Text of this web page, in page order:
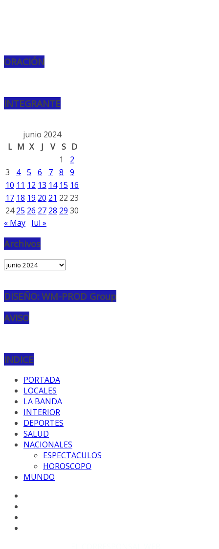
ORACIÓN
INTEGRANTE
junio 2024
L M X J V S D
1
2
3
4 5 6 7 8
9
10 11 12 13 14 15 16
17 18 19 20 21 22 23
24 25 26 27 28 29 30
« May Jul »
Archivos
Archivos
DISEÑO: WM-PROD Group
AVISO
INDICE
PORTADA
LOCALES
LA BANDA
INTERIOR
DEPORTES
SALUD
NACIONALES
ESPECTACULOS
HOROSCOPO
MUNDO